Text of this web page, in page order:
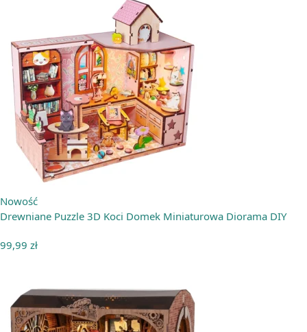
Nowość
Drewniane Puzzle 3D Koci Domek Miniaturowa Diorama DIY
99,99 zł